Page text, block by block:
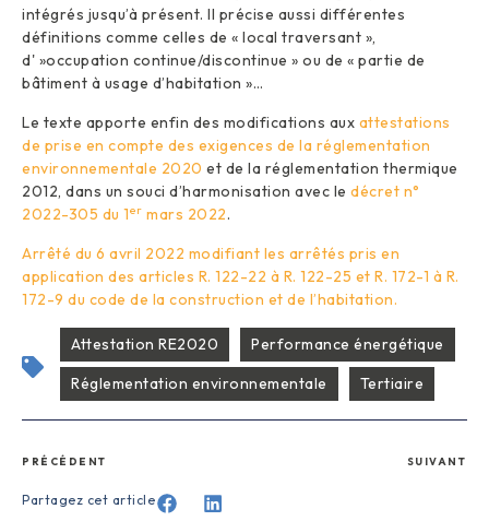
intégrés jusqu’à présent. Il précise aussi différentes
définitions comme celles de « local traversant »,
d' »occupation continue/discontinue » ou de « partie de
bâtiment à usage d’habitation »…
Le texte apporte enfin des modifications aux attestations
de prise en compte des exigences de la réglementation
environnementale 2020 et de la réglementation thermique
2012, dans un souci d’harmonisation avec le décret n°
2022-305 du 1er mars 2022.
Arrêté du 6 avril 2022 modifiant les arrêtés pris en
application des articles R. 122-22 à R. 122-25 et R. 172-1 à R.
172-9 du code de la construction et de l’habitation.
Attestation RE2020
Performance énergétique
Réglementation environnementale
Tertiaire
PRÉCÉDENT SUIVANT
Partagez cet article